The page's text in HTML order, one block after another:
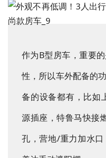
作为B型房车，重要
性，所以车外配备的
备的设备都有，比如
源插座，特鲁马快接
孔，营地/重力加水